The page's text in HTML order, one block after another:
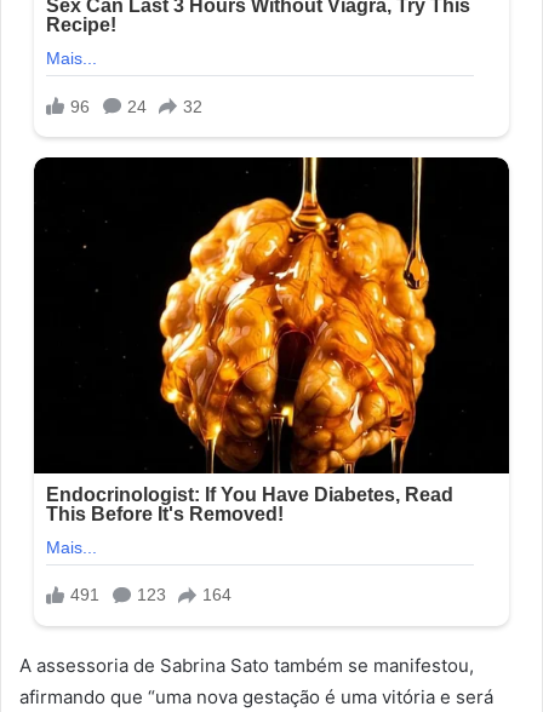
A assessoria de Sabrina Sato também se manifestou,
afirmando que “uma nova gestação é uma vitória e será